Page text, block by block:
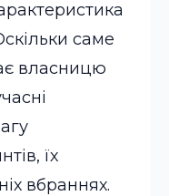
саме
власницю
їх
вбраннях.